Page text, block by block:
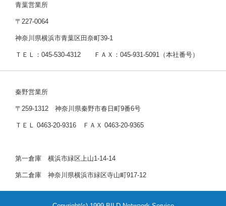
青葉営業所
〒227-0064
神奈川県横浜市青葉区田奈町39-1
ＴＥＬ：045-530-4312 ＦＡＸ：045-931-5091（本社番号）
秦野営業所
〒259-1312 神奈川県秦野市春日町9番6号
ＴＥＬ 0463-20-9316 ＦＡＸ 0463-20-9365
第一倉庫 横浜市緑区上山1-14-14
第二倉庫 神奈川県横浜市緑区寺山町917-12